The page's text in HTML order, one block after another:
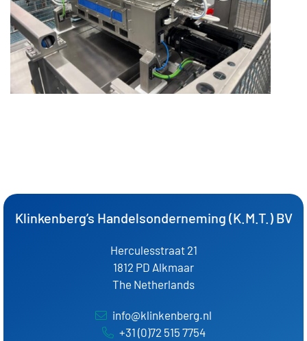
Klinkenberg’s Handelsonderneming (K.M.T.) BV
Herculesstraat 21
1812 PD Alkmaar
The Netherlands
info@klinkenberg.nl
+31 (0)72 515 7754